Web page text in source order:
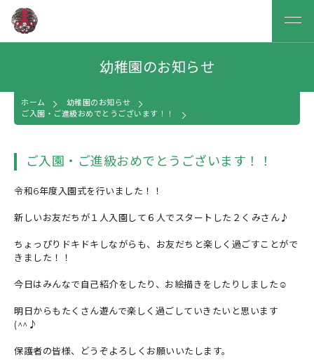
幼稚園のお知らせ
ホーム
幼稚園のお知らせ
ご入園・ご進級おめでとうございます！！
ご入園・ご進級おめでとうございます！！
令和6年度入園式を行いました！！
新しいお友だちが１人入園して６人でスタートした２くみさん♪
ちょっぴりドキドキしながらも、お友だちと楽しく過ごすことがで
きました！！
今日はみんなで自己紹介をしたり、お絵描きをしたりしました☺
明日からもたくさん遊んで楽しく過ごしていきたいと思います
(^^♪
保護者の皆様、どうぞよろしくお願いいたします。